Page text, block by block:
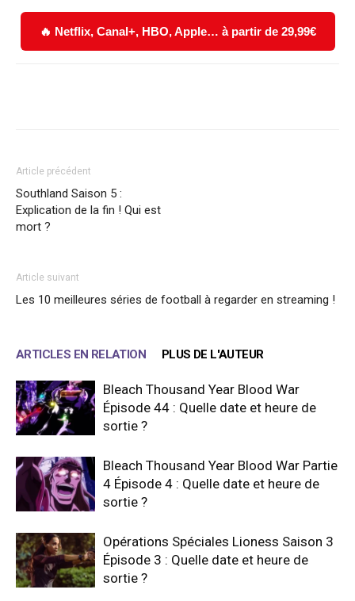
🔥 Netflix, Canal+, HBO, Apple… à partir de 29,99€
Article précédent
Southland Saison 5 :
Explication de la fin ! Qui est
mort ?
Article suivant
Les 10 meilleures séries de football à regarder en streaming !
ARTICLES EN RELATION PLUS DE L'AUTEUR
Bleach Thousand Year Blood War
Épisode 44 : Quelle date et heure de
sortie ?
Bleach Thousand Year Blood War Partie
4 Épisode 4 : Quelle date et heure de
sortie ?
Opérations Spéciales Lioness Saison 3
Épisode 3 : Quelle date et heure de
sortie ?